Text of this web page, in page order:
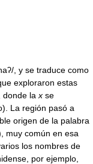
/, y se traduce como
exploraron estas
donde la x se
La región pasó a
origen de la palabra
muy común en esa
los nombres de
por ejemplo,